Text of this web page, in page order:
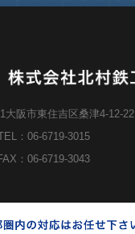
大阪市東住吉区桑津4-12-22
：06-6719-3015
：06-6719-3043